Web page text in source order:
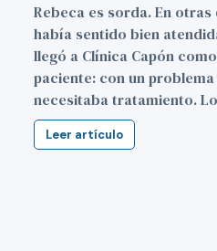
Rebeca es sorda. En
había sentido bien
llegó a Clínica Capón
paciente: con un
necesitaba tratamiento.